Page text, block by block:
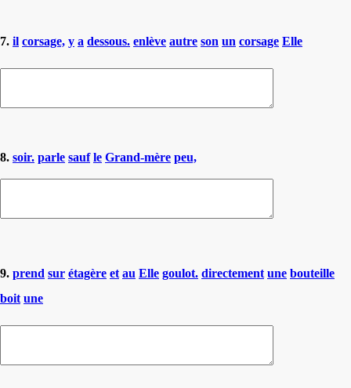
7. il corsage, y a dessous. enlève autre son un corsage Elle
8. soir. parle sauf le Grand-mère peu,
9. prend sur étagère et au Elle goulot. directement une bouteille
boit une